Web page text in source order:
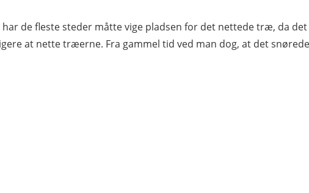
de fleste steder måtte vige pladsen for det nettede træ, da
at nette træerne. Fra gammel tid ved man dog, at det